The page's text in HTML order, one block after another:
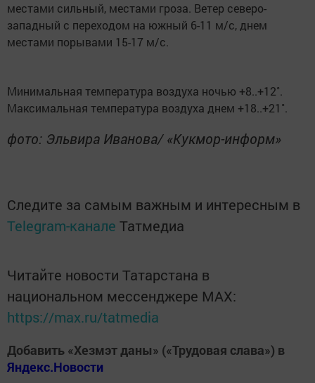
местами сильный, местами гроза. Ветер северо-
западный с переходом на южный 6-11 м/с, днем
местами порывами 15-17 м/с.
Минимальная температура воздуха ночью +8..+12˚.
Максимальная температура воздуха днем +18..+21˚.
фото: Эльвира Иванова/ «Кукмор-информ»
Следите за самым важным и интересным в
Telegram-канале Татмедиа
Читайте новости Татарстана в
национальном мессенджере MАХ:
https://max.ru/tatmedia
Добавить «Хезмэт даны» («Трудовая слава») в
Яндекс.Новости